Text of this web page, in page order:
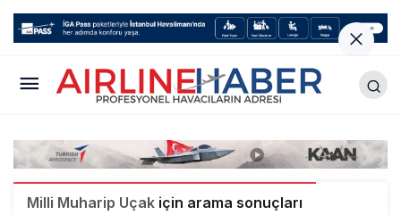
Milli Muharip Uçak için arama sonuçları